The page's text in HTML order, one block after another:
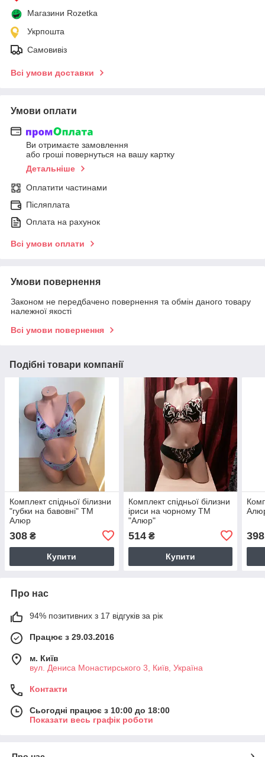
Магазини Rozetka
Укрпошта
Самовивіз
Всі умови доставки
Умови оплати
Ви отримаєте замовлення
або гроші повернуться на вашу картку
Детальніше
Оплатити частинами
Післяплата
Оплата на рахунок
Всі умови оплати
Умови повернення
Законом не передбачено повернення та обмін даного товару
належної якості
Всі умови повернення
Подібні товари компанії
Комплект спідньої білизни
"губки на бавовні" ТМ
Алюр
308 ₴
Купити
Комплект спідньої білизни
іриси на чорному ТМ
"Алюр"
514₴
Купити
398
Про нас
94% позитивних з 17 відгуків за рік
Працює з 29.03.2016
м. Київ
вул. Дениса Монастирського 3, Київ, Україна
Контакти
Сьогодні працює з 10:00 до 18:00
Показати весь графік роботи